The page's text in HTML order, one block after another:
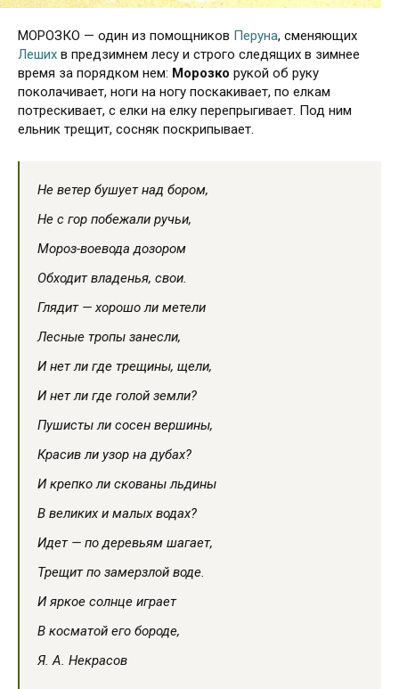
МОРОЗКО — один из помощников Перуна, сменяющих
Леших в предзимнем лесу и строго следящих в зимнее
время за порядком нем: Морозко рукой об руку
поколачивает, ноги на ногу поскакивает, по елкам
потрескивает, с елки на елку перепрыгивает. Под ним
ельник трещит, сосняк поскрипывает.
Не ветер бушует над бором,
Не с гор побежали ручьи,
Мороз-воевода дозором
Обходит владенья, свои.
Глядит — хорошо ли метели
Лесные тропы занесли,
И нет ли где трещины, щели,
И нет ли где голой земли?
Пушисты ли сосен вершины,
Красив ли узор на дубах?
И крепко ли скованы льдины
В великих и малых водах?
Идет — по деревьям шагает,
Трещит по замерзлой воде.
И яркое солнце играет
В косматой его бороде,
Я. А. Некрасов